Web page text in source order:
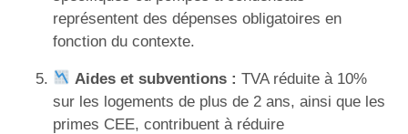
représentent des dépenses obligatoires en
fonction du contexte.
Aides et subventions : TVA réduite à 10%
sur les logements de plus de 2 ans, ainsi que les
primes CEE, contribuent à réduire